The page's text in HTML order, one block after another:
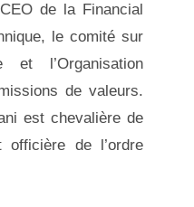
de la Financial
le comité sur
et l’Organisation
de valeurs.
est chevalière de
officière de l’ordre